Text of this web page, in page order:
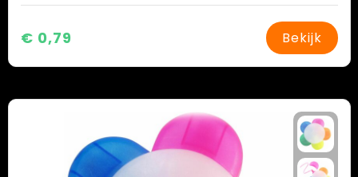
€ 0,79 Bekijk